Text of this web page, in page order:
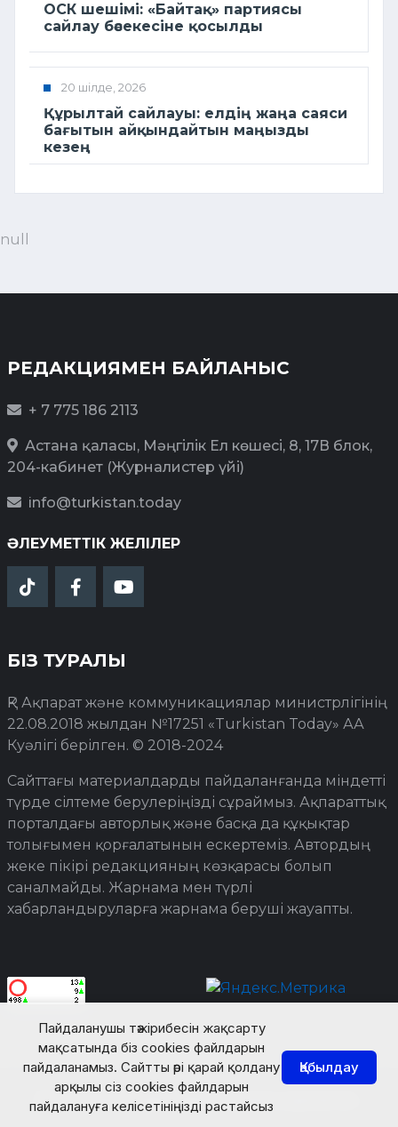
Пайдаланушы тәжірибесін жақсарту
мақсатында біз cookies файлдарын
пайдаланамыз. Сайтты әрі қарай қолдану
арқылы сіз cookies файлдарын
пайдалануға келісетініңізді растайсыз
Қабылдау
ОСК шешімі: «Байтақ» партиясы
сайлау бәсекесіне қосылды
20 шілде, 2026
Құрылтай сайлауы: елдің жаңа саяси
бағытын айқындайтын маңызды
кезең
null
РЕДАКЦИЯМЕН БАЙЛАНЫС
+ 7 775 186 2113
Астана қаласы, Мәңгілік Ел көшесі, 8, 17В блок,
204-кабинет (Журналистер үйі)
info@turkistan.today
ӘЛЕУМЕТТІК ЖЕЛІЛЕР
БІЗ ТУРАЛЫ
ҚР Ақпарат және коммуникациялар министрлігінің
22.08.2018 жылдан №17251 «Turkistan Today» АА
Куәлігі берілген. © 2018-2024
Сайттағы материалдарды пайдаланғанда міндетті
түрде сілтеме берулеріңізді сұраймыз. Ақпараттық
порталдағы авторлық және басқа да құқықтар
толығымен қорғалатынын ескертеміз. Автордың
жеке пікірі редакцияның көзқарасы болып
саналмайды. Жарнама мен түрлі
хабарландыруларға жарнама беруші жауапты.
© Turkistan Today. Барлық құқық қорғалған.